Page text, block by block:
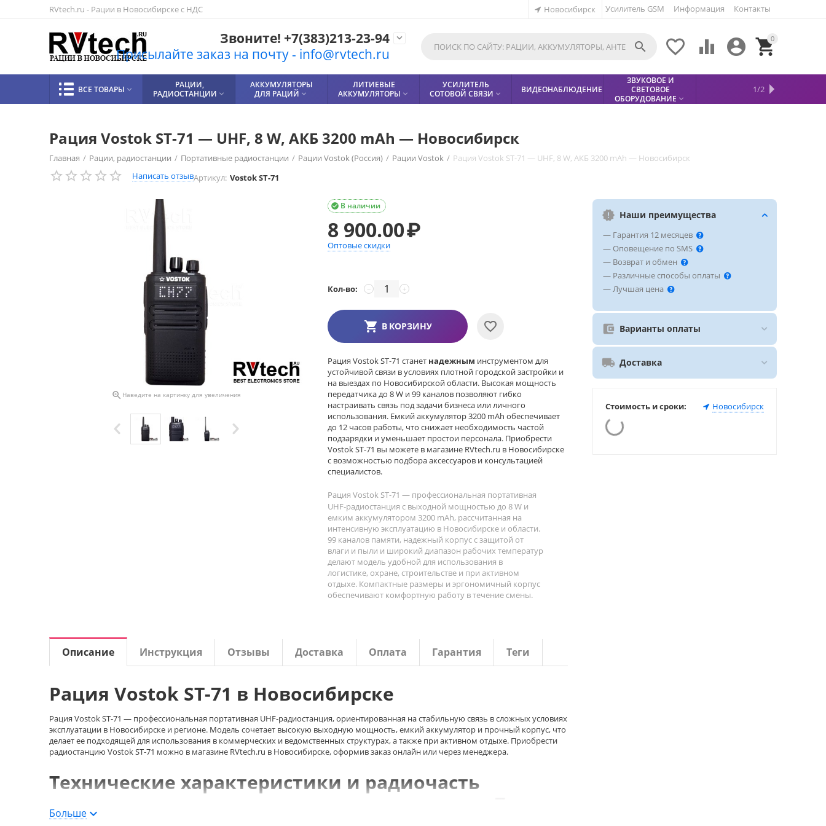
RVtech.ru - Рации в Новосибирске с НДС Усилитель GSM Информация Контакты
Новосибирск
Звоните! +7(383)213-23-94
Присылайте заказ на почту - info@rvtech.ru
 0


 

ВСЕ ТОВАРЫ 
РАЦИИ,
РАДИОСТАНЦИИ 
АККУМУЛЯТОРЫ
ДЛЯ РАЦИЙ 
ЛИТИЕВЫЕ
АККУМУЛЯТОРЫ 
УСИЛИТЕЛЬ
СОТОВОЙ СВЯЗИ  ВИДЕОНАБЛЮДЕНИЕ
ЗВУКОВОЕ И
СВЕТОВОЕ
ОБОРУДОВАНИЕ 
МЕТАЛЛОДЕТЕКТОР
СФИНКС (SPHINX)
БЕЗОПАСНОСТЬ 
КИСЛОТНЫЕ
АККУМУЛЯТОРЫ 
1/2
Рация Vostok ST-71 — UHF, 8 W, АКБ 3200 mAh — Новосибирск
Главная / Рации, радиостанции / Портативные радиостанции / Рации Vostok (Россия) / Рации Vostok / Рация Vostok ST-71 — UHF, 8 W, АКБ 3200 mAh — Новосибирск
Написать отзывАртикул: Vostok ST-71
 Наведите на картинку для увеличения
В наличии

8 900.00₽
Оптовые скидки
Кол-во: +
−
В КОРЗИНУ
Рация Vostok ST-71 станет надежным инструментом для
устойчивой связи в условиях плотной городской застройки и
на выездах по Новосибирской области. Высокая мощность
передатчика до 8 W и 99 каналов позволяют гибко
настраивать связь под задачи бизнеса или личного
использования. Емкий аккумулятор 3200 mAh обеспечивает
до 12 часов работы, что снижает необходимость частой
подзарядки и уменьшает простои персонала. Приобрести
Vostok ST-71 вы можете в магазине RVtech.ru в Новосибирске
с возможностью подбора аксессуаров и консультацией
специалистов.
Рация Vostok ST-71 — профессиональная портативная
UHF‑радиостанция с выходной мощностью до 8 W и
емким аккумулятором 3200 mAh, рассчитанная на
интенсивную эксплуатацию в Новосибирске и области.
99 каналов памяти, надежный корпус с защитой от
влаги и пыли и широкий диапазон рабочих температур
делают модель удобной для использования в
логистике, охране, строительстве и при активном
отдыхе. Компактные размеры и эргономичный корпус
обеспечивают комфортную работу в течение смены.
Наши преимущества
— Гарантия 12 месяцев
— Оповещение по SMS
— Возврат и обмен
— Различные способы оплаты
— Лучшая цена
Варианты оплаты
Доставка
Стоимость и сроки: Новосибирск
Описание Инструкция Отзывы Доставка Оплата Гарантия Теги
Рация Vostok ST-71 в Новосибирске
Рация Vostok ST-71 — профессиональная портативная UHF‑радиостанция, ориентированная на стабильную связь в сложных условиях
эксплуатации в Новосибирске и регионе. Модель сочетает высокую выходную мощность, емкий аккумулятор и прочный корпус, что
делает ее подходящей для использования в коммерческих и ведомственных структурах, а также при активном отдыхе. Приобрести
радиостанцию Vostok ST-71 можно в магазине RVtech.ru в Новосибирске, оформив заказ онлайн или через менеджера.
Технические характеристики и радиочасть
Vostok ST-71 работает в диапазоне UHF 400–480 МГц, обеспечивая устойчивую связь в условиях плотной
Больше